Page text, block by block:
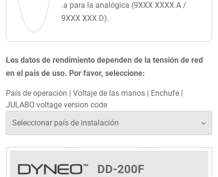
.a para la analógica (9XXX XXXX.A /
9XXX XXX.D).
Los datos de rendimiento dependen de la tensión de red
en el país de uso. Por favor, seleccione:
País de operación | Voltaje de las manos | Enchufe |
JULABO voltage version code
DD-200F